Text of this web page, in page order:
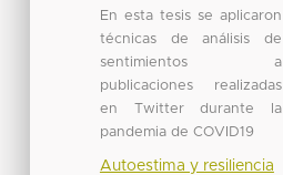
En esta tesis se aplicaron
técnicas de análisis de
sentimientos a
publicaciones realizadas
en Twitter durante la
pandemia de COVID19
Autoestima y resiliencia